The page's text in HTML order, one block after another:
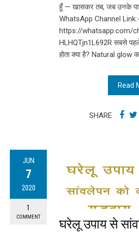
हूँ — खासकर तब, जब उनके
WhatsApp Channel Link:-
https://whatsapp.com/
HLHQTjn1L692R सबसे
होता क्या है? Natural glow
Read
SHARE
JUN
7
2020
1
COMMENT
घरेलू उपाय से